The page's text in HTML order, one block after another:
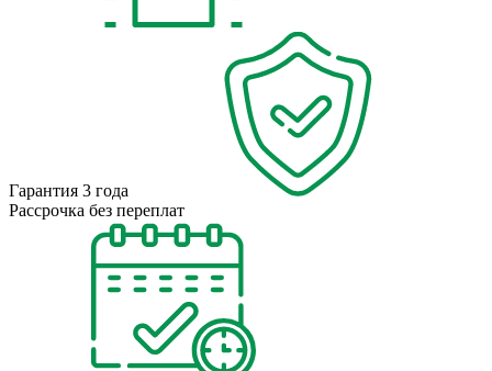
Гарантия 3 года
Рассрочка без переплат